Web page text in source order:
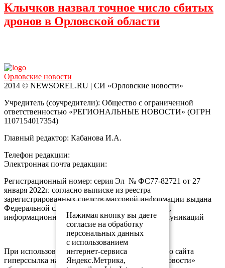
Клычков назвал точное число сбитых
дронов в Орловской области
Орловские новости
2014 © NEWSOREL.RU | СИ «Орловские новости»
Учредитель (соучредители): Общество с ограниченной
ответственностью «РЕГИОНАЛЬНЫЕ НОВОСТИ» (ОГРН
1107154017354)
Главный редактор: Кабанова И.А.
Телефон редакции:
Электронная почта редакции:
Регистрационный номер: серия Эл № ФС77-82721 от 27
января 2022г. согласно выписке из реестра
зарегистрированных средств массовой информации выдана
Федеральной службой по надзору в сфере связи,
информационных технологий и массовых коммуникаций
При использовании любого материала с данного сайта
гиперссылка на Сетевое издание «Орловские новости»
Нажимая кнопку вы даете
согласие на обработку
персональных данных
с использованием
интернет-сервиса
Яндекс.Метрика,